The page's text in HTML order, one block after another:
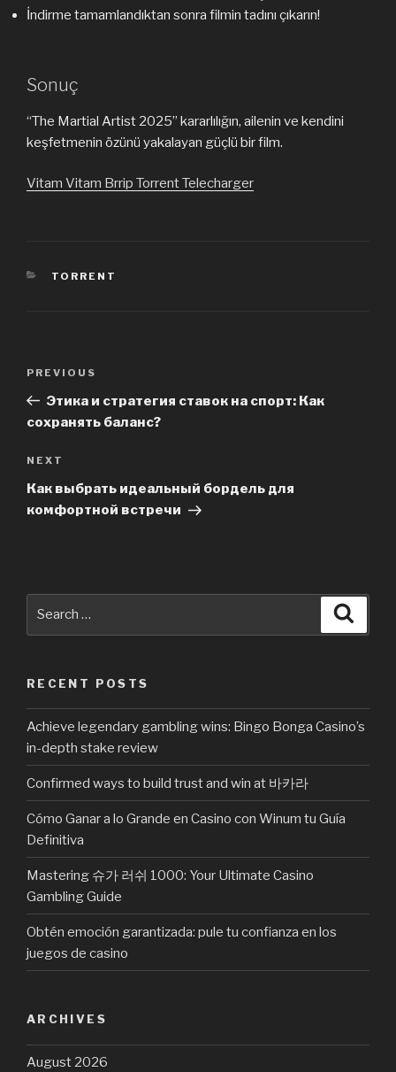
İndirme tamamlandıktan sonra filmin tadını çıkarın!
Sonuç
“The Martial Artist 2025” kararlılığın, ailenin ve kendini
keşfetmenin özünü yakalayan güçlü bir film.
Vitam Vitam Brrip Torrent Telecharger
CATEGORIES
TORRENT
Previous
Post
PREVIOUS
Этика и стратегия ставок на спорт: Как
сохранять баланс?
Next
Post
NEXT
Как выбрать идеальный бордель для
комфортной встречи
RECENT POSTS
Achieve legendary gambling wins: Bingo Bonga Casino’s
in-depth stake review
Confirmed ways to build trust and win at 바카라
Cómo Ganar a lo Grande en Casino con Winum tu Guía
Definitiva
Mastering 슈가 러쉬 1000: Your Ultimate Casino
Gambling Guide
Obtén emoción garantizada: pule tu confianza en los
juegos de casino
ARCHIVES
August 2026